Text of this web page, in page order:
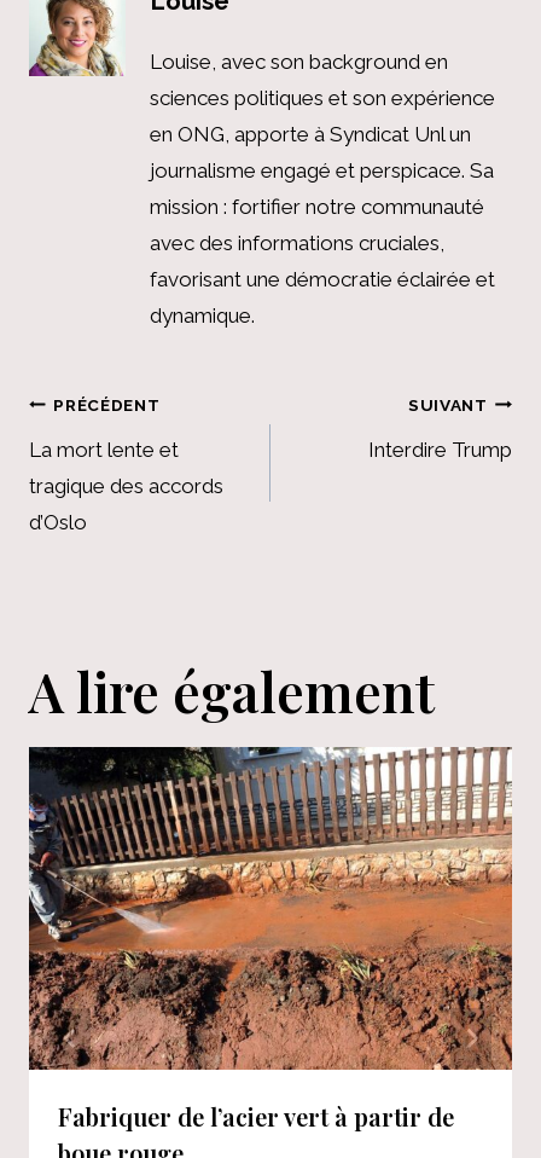
Louise, avec son background en
sciences politiques et son expérience
en ONG, apporte à Syndicat Unl un
journalisme engagé et perspicace. Sa
mission : fortifier notre communauté
avec des informations cruciales,
favorisant une démocratie éclairée et
dynamique.
Navigation
de
l’article
PRÉCÉDENT
La mort lente et
tragique des accords
d’Oslo
SUIVANT
Interdire Trump
A lire également
Fabriquer de l’acier vert à partir de